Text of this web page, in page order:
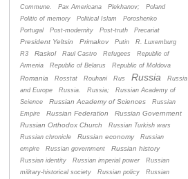
Commune.
Pax Americana Plekhanov;
Poland
Politic of memory
Political Islam
Poroshenko
Portugal
Post-modernity Post-truth Precariat
President Yeltsin Primakov Putin
R. Luxemburg
R3
Raskol Raul Castro Refugees
Republic of
Armenia
Republic of Belarus Republic of Moldova
Romania Rosstat Rouhani Rus Russia
Russia
and Europe
Russia. Russia;
Russian Academy of
Science
Russian Academy of Sciences
Russian
Empire
Russian Federation
Russian Government
Russian Orthodox Church
Russian Turkish wars
Russian chronicle
Russian economy
Russian
empire
Russian government Russian history
Russian identity Russian imperial power
Russian
military-historical society
Russian policy Russian